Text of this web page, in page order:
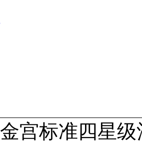
宫标准四星